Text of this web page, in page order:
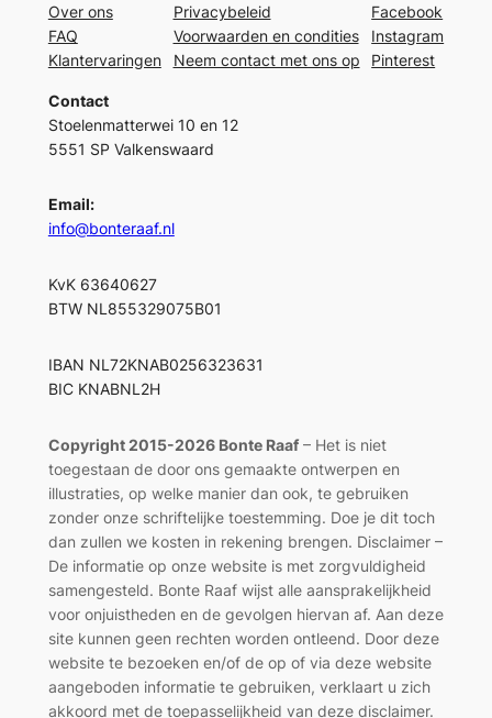
Over ons
FAQ
Klantervaringen
Privacybeleid
Voorwaarden en condities
Neem contact met ons op
Facebook
Instagram
Pinterest
Contact
Stoelenmatterwei 10 en 12
5551 SP Valkenswaard
Email:
info@bonteraaf.nl
KvK 63640627
BTW NL855329075B01
IBAN NL72KNAB0256323631
BIC KNABNL2H
Copyright 2015-2026 Bonte Raaf– Het is niet
toegestaan de door ons gemaakte ontwerpen en
illustraties, op welke manier dan ook, te gebruiken
zonder onze schriftelijke toestemming. Doe je dit toch
dan zullen we kosten in rekening brengen. Disclaimer –
De informatie op onze website is met zorgvuldigheid
samengesteld. Bonte Raaf wijst alle aansprakelijkheid
voor onjuistheden en de gevolgen hiervan af. Aan deze
site kunnen geen rechten worden ontleend. Door deze
website te bezoeken en/of de op of via deze website
aangeboden informatie te gebruiken, verklaart u zich
akkoord met de toepasselijkheid van deze disclaimer.